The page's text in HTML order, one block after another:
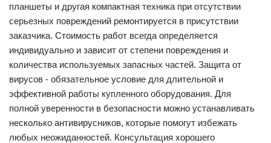
планшеты и другая компактная техника при отсутствии
серьезных повреждений ремонтируется в присутствии
заказчика. Стоимость работ всегда определяется
индивидуально и зависит от степени повреждения и
количества используемых запасных частей. Защита от
вирусов - обязательное условие для длительной и
эффективной работы купленного оборудования. Для
полной уверенности в безопасности можно устанавливать
несколько антивирусников, которые помогут избежать
любых неожиданностей. Консультация хорошего